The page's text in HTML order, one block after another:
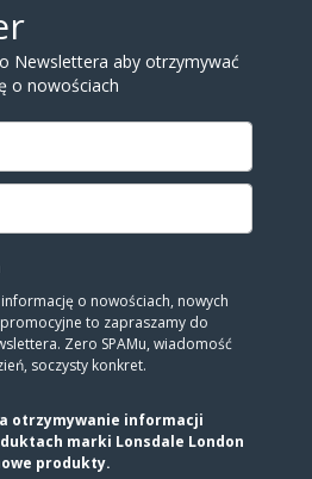
Newslettera aby otrzymywać
o nowościach
o nowościach, nowych
to zapraszamy do
Zero SPAMu, wiadomość
soczysty konkret.
otrzymywanie informacji
marki Lonsdale London
produkty.